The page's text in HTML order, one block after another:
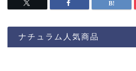
ナチュラム人気商品